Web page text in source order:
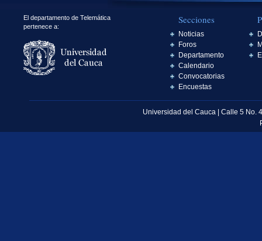
El departamento de Telemática
pertenece a:
Secciones
Noticias
Foros
Departamento
Calendario
Convocatorias
Encuestas
Universidad del Cauca | Calle 5 No.